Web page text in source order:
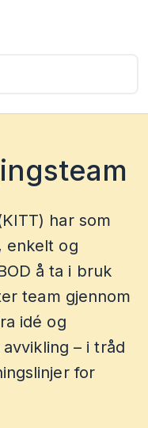
har som
enkelt og
å ta i bruk
team gjennom
idé og
– i tråd
for